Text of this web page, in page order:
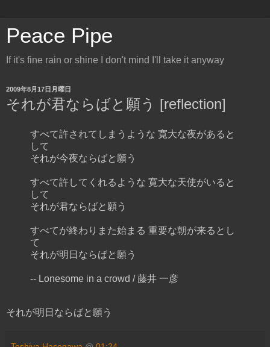
Peace Pipe
If it's fine rain or shine I don't mind I'll take it anyway
2009年8月17日月曜日
それが君ならばと願う [reflection]
すべて許されてしまうような 寛大な夜があると
して
それが今夜ならばと願う
すべて許してくれるような 寛大な天使がいると
して
それが君ならばと願う
すべてが終わりまた始まる 重要な朝が来るとし
て
それが明日ならばと願う
-- Lonesome in a crowd / 藤井 一彦
それが明日ならばと願う